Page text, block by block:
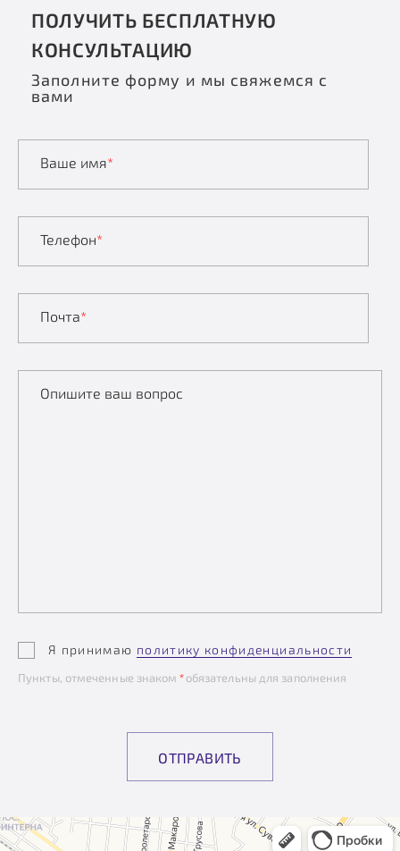
ПОЛУЧИТЬ БЕСПЛАТНУЮ
КОНСУЛЬТАЦИЮ
Заполните форму и мы свяжемся с
вами
Ваше имя*
Телефон*
Почта*
Опишите ваш вопрос
Я принимаю политику конфиденциальности
Пункты, отмеченные знаком *обязательны для заполнения
ОТПРАВИТЬ